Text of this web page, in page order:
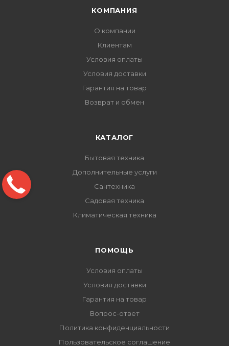
КОМПАНИЯ
О компании
Клиентам
Условия оплаты
Условия доставки
Гарантия на товар
Возврат и обмен
КАТАЛОГ
Бытовая техника
Дополнительные услуги
Сантехника
Садовая техника
Климатическая техника
ПОМОЩЬ
Условия оплаты
Условия доставки
Гарантия на товар
Вопрос-ответ
Политика конфиденциальности
Пользовательское соглашение